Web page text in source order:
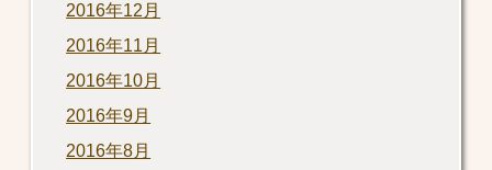
2016年12月
2016年11月
2016年10月
2016年9月
2016年8月